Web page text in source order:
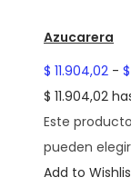
Azucarera
$ 11.904,02 - $
$ 11.904,02
Este
pueden
Add to